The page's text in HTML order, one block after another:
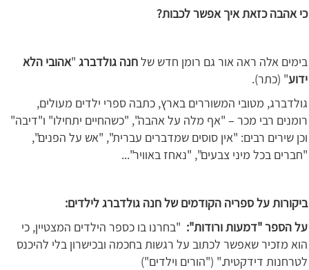
כי אהבה כזאת איך אפשר לכבות?
בימים אלה ראה אור גם רומן חדש שלחנה גולדברג "אהובי הלא
ידוע" (כתר).
גולדברג, מטובי המשוררים בארץ, כתבה ספרי ילדים מעולים,
רומנים רבי מכר – "אף מלה על אהבה", "כשהחיים יתחילו" ו"דיבה"
וכן שירים רבים: "אין סוסים שמדברים עברית", "אש על הפנים",
"חברים בכל מיני צבעים", "נאחז באוויר"...
ביקורות על ספריה הקודמים של חנה גולדברג לילדים:
על הספר "דמעות ורודות": "בחרנו בו כספר הילדים המצטיין, כי
הוא מזכיר שאפשר לכתוב על רגשות בחכמה ובכישרון בלי להיכנס
לטרחנות דידקטית." ("הורים וילדים")